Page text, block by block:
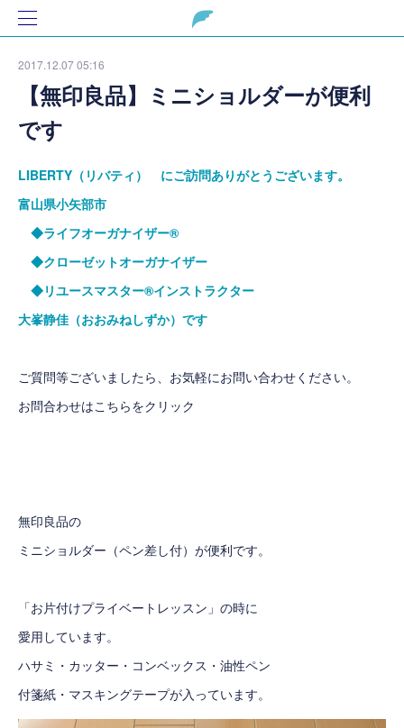
2017.12.07 05:16
【無印良品】ミニショルダーが便利
です
LIBERTY（リバティ） にご訪問ありがとうございます。
富山県小矢部市
◆ライフオーガナイザー®
◆クローゼットオーガナイザー
◆リユースマスター®インストラクター
大峯静佳（おおみねしずか）です
ご質問等ございましたら、お気軽にお問い合わせください。
お問合わせはこちらをクリック
無印良品の
ミニショルダー（ペン差し付） が便利です。
「お片付けプライベートレッスン」の時に
愛用しています。
ハサミ・カッター・コンベックス・油性ペン
付箋紙・マスキングテープが入っています。